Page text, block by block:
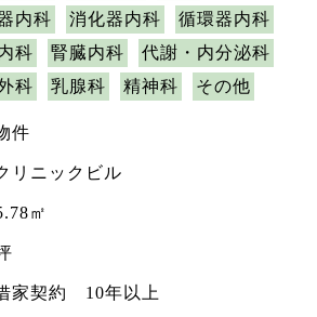
内科
消化器内科
循環器内科
科
腎臓内科
代謝・内分泌科
科
乳腺科 精神科 その他
件
リニックビル
㎡
家契約 10年以上